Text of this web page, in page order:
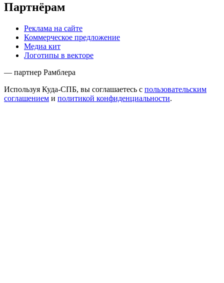
Партнёрам
Реклама на сайте
Коммерческое предложение
Медиа кит
Логотипы в векторе
— партнер Рамблера
Используя Куда-СПБ, вы соглашаетесь с пользовательским
соглашением и политикой конфиденциальности.